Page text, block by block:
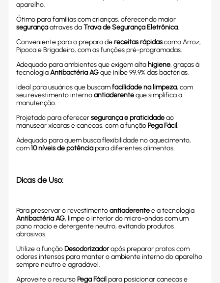
aparelho.
Ótimo para famílias com crianças, oferecendo maior
segurançaatravés daTrava de Segurança Eletrônica.
Conveniente para o preparo dereceitas rápidascomo Arroz,
Pipoca e Brigadeiro, com as funções pré-programadas.
Adequado para ambientes que exigem alta higiene, graças à
tecnologiaAntibactéria AGque inibe 99,9% das bactérias.
Ideal para usuários que buscamfacilidade na limpeza, com
seu revestimento internoantiaderenteque simplifica a
manutenção.
Projetado para oferecersegurança e praticidadeao
manusear xícaras e canecas, com a funçãoPega Fácil.
Adequado para quem busca flexibilidade no aquecimento,
com10 níveis de potênciapara diferentes alimentos.
Dicas de Uso:
Para preservar o revestimentoantiaderentee a tecnologia
Antibactéria AG, limpe o interior do micro-ondas com um
pano macio e detergente neutro, evitando produtos
abrasivos.
Utilize a funçãoDesodorizadorapós preparar pratos com
odores intensos para manter o ambiente interno do aparelho
sempre neutro e agradável.
Aproveite o recursoPega Fácil para posicionar canecas e